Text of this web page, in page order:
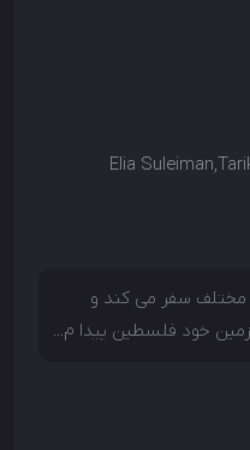
Elia
مختلف سفر می کند و
خود فلسطین پیدا م...